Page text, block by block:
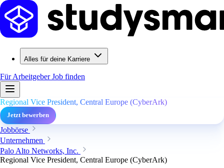
Alles für deine Karriere
Für ArbeitgeberJob finden
Regional Vice President, Central Europe (CyberArk)
Jetzt bewerben
Jobbörse
Unternehmen
Palo Alto Networks, Inc.
Regional Vice President, Central Europe (CyberArk)